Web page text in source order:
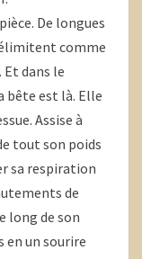
De longues
comme
dans le
bête est là. Elle
Assise à
tout son poids
sa respiration
de
long de son
en un sourire